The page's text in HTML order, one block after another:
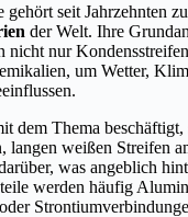
seit Jahrzehnten
der Welt. Ihre
nicht nur
um Wetter,
dem Thema
langen weißen Streifen
was angeblich
werden häufig